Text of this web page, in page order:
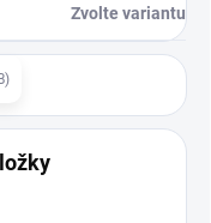
Zvolte variantu